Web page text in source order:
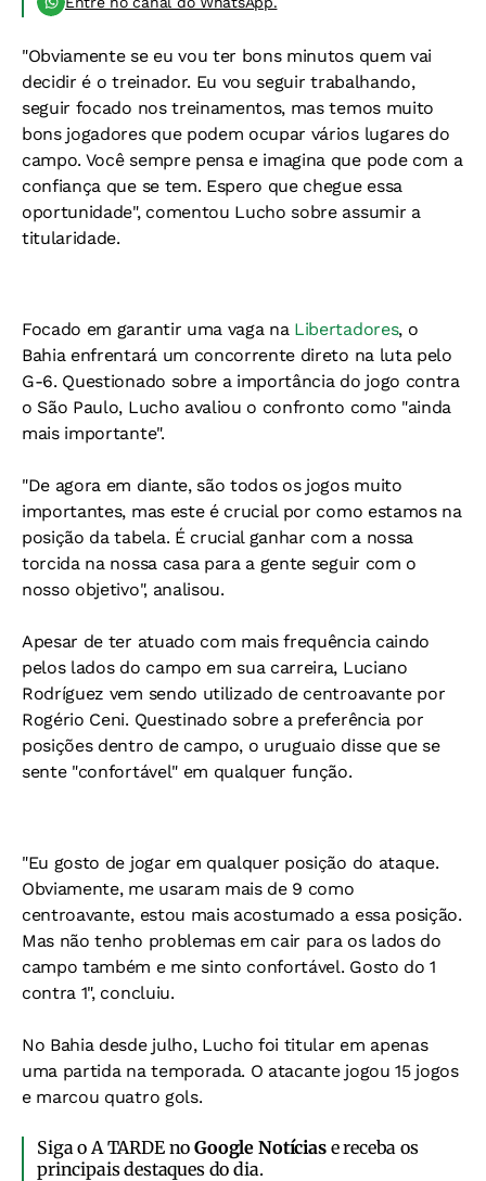
"Obviamente se eu vou ter bons minutos quem vai
decidir é o treinador. Eu vou seguir trabalhando,
seguir focado nos treinamentos, mas temos muito
bons jogadores que podem ocupar vários lugares do
campo. Você sempre pensa e imagina que pode com a
confiança que se tem. Espero que chegue essa
oportunidade", comentou Lucho sobre assumir a
titularidade.
Focado em garantir uma vaga na Libertadores, o
Bahia enfrentará um concorrente direto na luta pelo
G-6. Questionado sobre a importância do jogo contra
o São Paulo, Lucho avaliou o confronto como "ainda
mais importante".
"De agora em diante, são todos os jogos muito
importantes, mas este é crucial por como estamos na
posição da tabela. É crucial ganhar com a nossa
torcida na nossa casa para a gente seguir com o
nosso objetivo", analisou.
Apesar de ter atuado com mais frequência caindo
pelos lados do campo em sua carreira, Luciano
Rodríguez vem sendo utilizado de centroavante por
Rogério Ceni. Questinado sobre a preferência por
posições dentro de campo, o uruguaio disse que se
sente "confortável" em qualquer função.
"Eu gosto de jogar em qualquer posição do ataque.
Obviamente, me usaram mais de 9 como
centroavante, estou mais acostumado a essa posição.
Mas não tenho problemas em cair para os lados do
campo também e me sinto confortável. Gosto do 1
contra 1", concluiu.
No Bahia desde julho, Lucho foi titular em apenas
uma partida na temporada. O atacante jogou 15 jogos
e marcou quatro gols.
Siga o A TARDE noGoogle Notíciase receba os
principais destaques do dia.